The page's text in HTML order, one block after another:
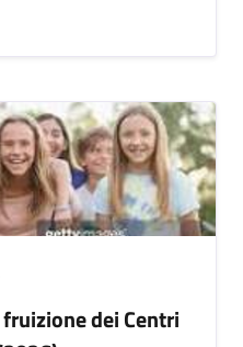
dei Centri